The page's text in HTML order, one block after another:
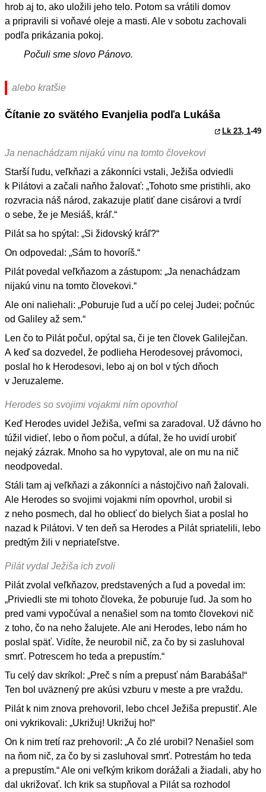
hrob aj to, ako uložili jeho telo. Potom sa vrátili domov
a pripravili si voňavé oleje a masti. Ale v sobotu zachovali
podľa prikázania pokoj.
Počuli sme slovo Pánovo.
alebo kratšie
Čítanie zo svätého Evanjelia podľa Lukáša
Lk 23, 1-49
Ja nenachádzam nijakú vinu na tomto človekovi
Starší ľudu, veľkňazi a zákonníci vstali, Ježiša odviedli
k Pilátovi a začali naňho žalovať: „Tohoto sme pristihli, ako
rozvracia náš národ, zakazuje platiť dane cisárovi a tvrdí
o sebe, že je Mesiáš, kráľ.“
Pilát sa ho spýtal: „Si židovský kráľ?“
On odpovedal: „Sám to hovoríš.“
Pilát povedal veľkňazom a zástupom: „Ja nenachádzam
nijakú vinu na tomto človekovi.“
Ale oni naliehali: „Poburuje ľud a učí po celej Judei; počnúc
od Galiley až sem.“
Len čo to Pilát počul, opýtal sa, či je ten človek Galilejčan.
A keď sa dozvedel, že podlieha Herodesovej právomoci,
poslal ho k Herodesovi, lebo aj on bol v tých dňoch
v Jeruzaleme.
Herodes so svojimi vojakmi ním opovrhol
Keď Herodes uvidel Ježiša, veľmi sa zaradoval. Už dávno ho
túžil vidieť, lebo o ňom počul, a dúfal, že ho uvidí urobiť
nejaký zázrak. Mnoho sa ho vypytoval, ale on mu na nič
neodpovedal.
Stáli tam aj veľkňazi a zákonníci a nástojčivo naň žalovali.
Ale Herodes so svojimi vojakmi ním opovrhol, urobil si
z neho posmech, dal ho obliecť do bielych šiat a poslal ho
nazad k Pilátovi. V ten deň sa Herodes a Pilát spriatelili, lebo
predtým žili v nepriateľstve.
Pilát vydal Ježiša ich zvoli
Pilát zvolal veľkňazov, predstavených a ľud a povedal im:
„Priviedli ste mi tohoto človeka, že poburuje ľud. Ja som ho
pred vami vypočúval a nenašiel som na tomto človekovi nič
z toho, čo na neho žalujete. Ale ani Herodes, lebo nám ho
poslal späť. Vidíte, že neurobil nič, za čo by si zasluhoval
smrť. Potrescem ho teda a prepustím.“
Tu celý dav skríkol: „Preč s ním a prepusť nám Barabáša!“
Ten bol uväznený pre akúsi vzburu v meste a pre vraždu.
Pilát k nim znova prehovoril, lebo chcel Ježiša prepustiť. Ale
oni vykrikovali: „Ukrižuj! Ukrižuj ho!“
On k nim tretí raz prehovoril: „A čo zlé urobil? Nenašiel som
na ňom nič, za čo by si zasluhoval smrť. Potrestám ho teda
a prepustím.“ Ale oni veľkým krikom dorážali a žiadali, aby ho
dal ukrižovať. Ich krik sa stupňoval a Pilát sa rozhodol